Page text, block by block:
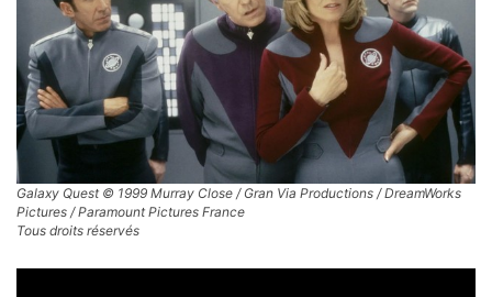
Galaxy Quest © 1999 Murray Close / Gran Via Productions / DreamWorks
Pictures / Paramount Pictures France
Tous droits réservés